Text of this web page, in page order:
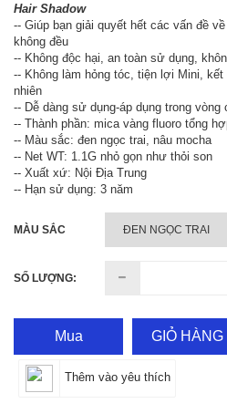
Hair Shadow
-- Giúp bạn giải quyết hết các vấn đề
không đều
-- Không độc hại, an toàn sử dụng,
-- Không làm hỏng tóc, tiện lợi Mini,
nhiên
-- Dễ dàng sử dụng-áp dụng trong
-- Thành phần: mica vàng fluoro tổng
-- Màu sắc: đen ngọc trai, nâu mocha
-- Net WT: 1.1G nhỏ gọn như thỏi son
-- Xuất xứ: Nội Địa Trung
-- Hạn sử dụng: 3 năm
MÀU SẮC
SỐ LƯỢNG:
Mua GIỎ HÀNG
Thêm vào yêu thích